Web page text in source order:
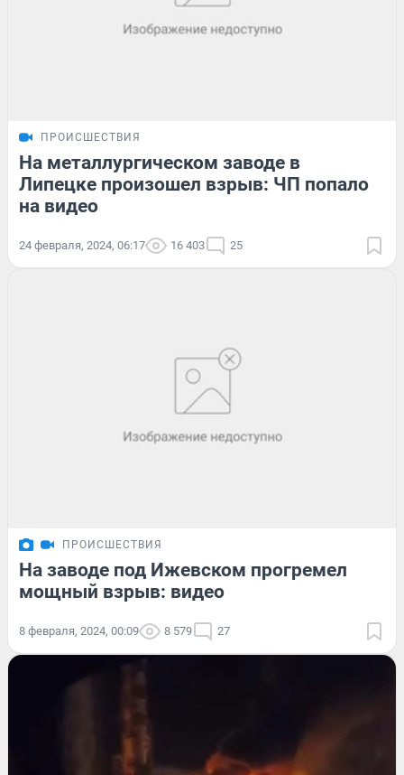
ПРОИСШЕСТВИЯ
На металлургическом заводе в
Липецке произошел взрыв: ЧП попало
на видео
24 февраля, 2024, 06:17 16 403 25
ПРОИСШЕСТВИЯ
На заводе под Ижевском прогремел
мощный взрыв: видео
8 февраля, 2024, 00:09 8 579 27